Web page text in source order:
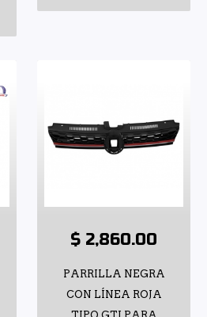
$ 2,860.00
PARRILLA NEGRA
CON LÍNEA ROJA